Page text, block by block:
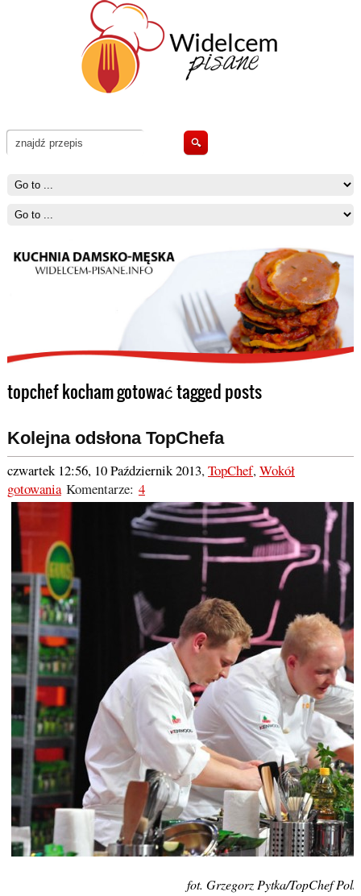
topchef kocham gotować tagged posts
Kolejna odsłona TopChefa
czwartek 12:56, 10 Październik 2013,TopChef,Wokół
gotowaniaKomentarze: 4
fot. Grzegorz Pytka/TopChef